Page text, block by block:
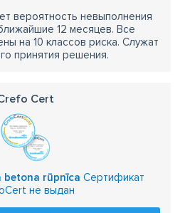
вероятность невыполнения
12 месяцев. Все
на 10 классов риска. Служат
принятия решения.
Cert
betona rūpnīca Сертификат
не выдан